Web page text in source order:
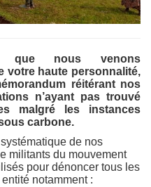
que nous venons
votre haute personnalité,
réitérant nos
n’ayant pas trouvé
malgré les instances
carbone.
de nos
militants du mouvement
pour dénoncer tous les
notamment :